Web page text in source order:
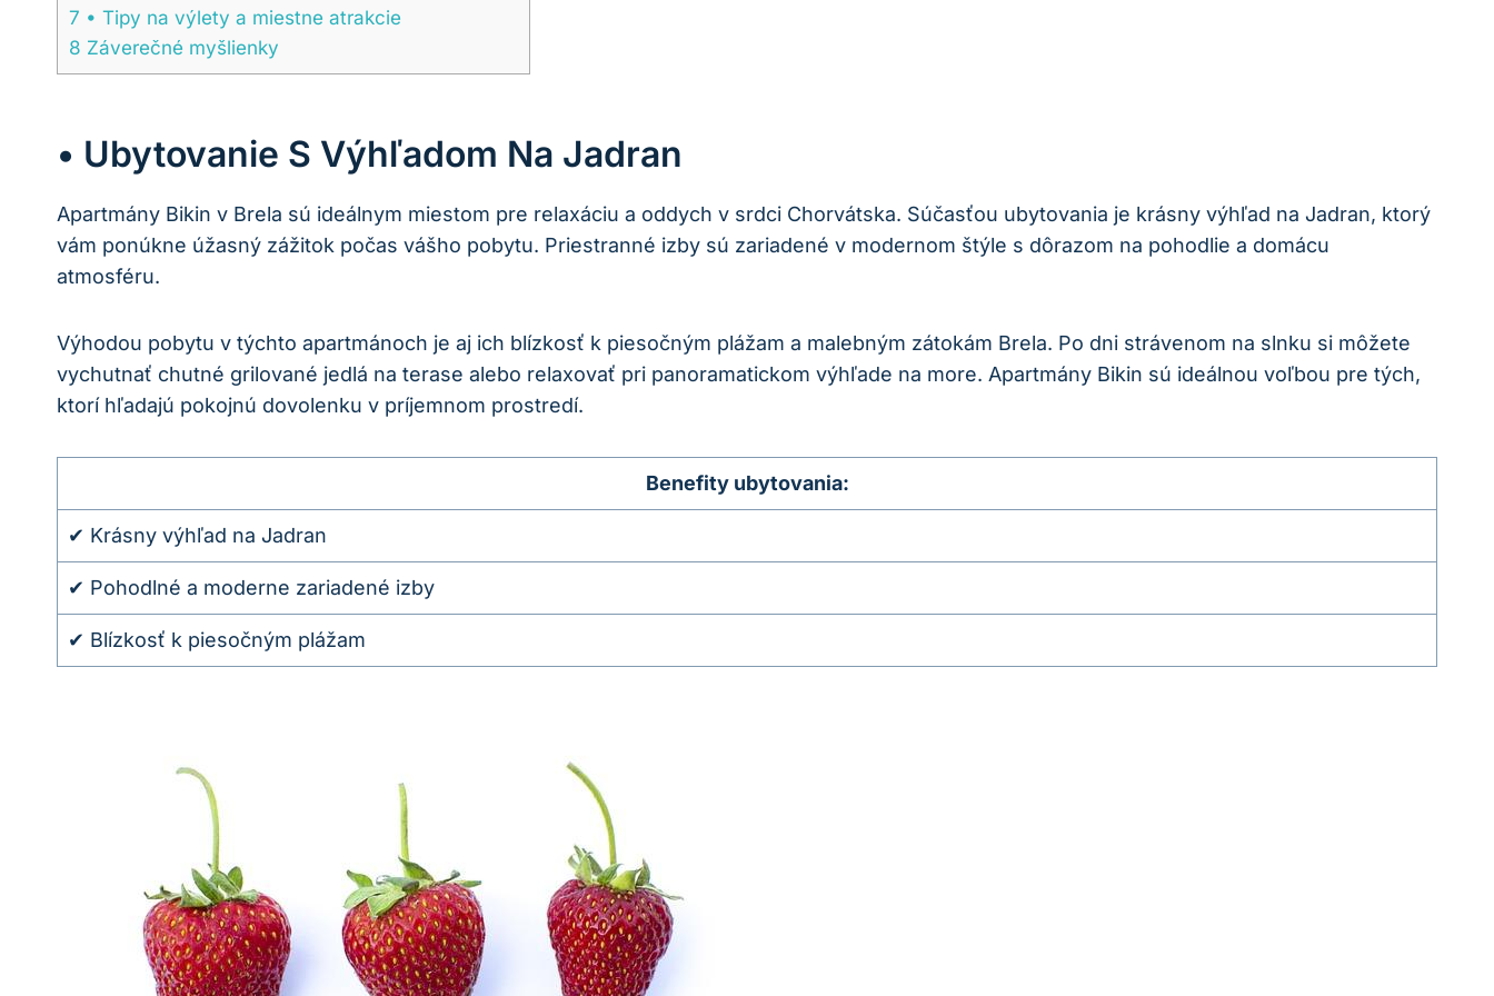
7 • Tipy na výlety a miestne atrakcie
8 Záverečné myšlienky
• Ubytovanie S Výhľadom Na Jadran
Apartmány Bikin v Brela sú ideálnym miestom pre relaxáciu a oddych v srdci Chorvátska. Súčasťou ubytovania je krásny výhľad na Jadran, ktorý
vám ponúkne úžasný zážitok počas vášho pobytu. Priestranné izby sú zariadené v modernom štýle s dôrazom na pohodlie a domácu
atmosféru.
Výhodou pobytu v týchto apartmánoch je aj ich blízkosť k piesočným plážam a malebným zátokám Brela. Po dni strávenom na slnku si môžete
vychutnať chutné grilované jedlá na terase alebo relaxovať pri panoramatickom výhľade na more. Apartmány Bikin sú ideálnou voľbou pre tých,
ktorí hľadajú pokojnú dovolenku v príjemnom prostredí.
Benefity ubytovania:
✔ Krásny výhľad na Jadran
✔ Pohodlné a moderne zariadené izby
✔ Blízkosť k piesočným plážam